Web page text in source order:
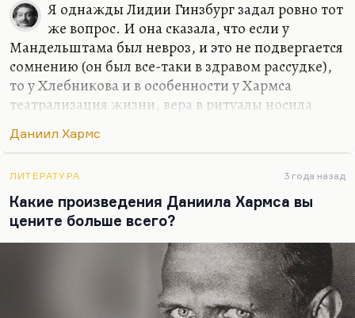
Я однажды Лидии Гинзбург задал ровно тот
же вопрос. И она сказала, что если у
Мандельштама был невроз, и это не подвергается
сомнению (он был все-таки в здравом рассудке),
то у Хлебникова и в особенности у Хармса
театрализация жизни, вера в ритуалы носила
Ей пришлось ночевать в квартире, куда был
дверную щелку, не удержавшись, увидела, как
Хармс, перед тем как лечь в постель,
проделывает десяток сложных ритуалов, будучи
один, наедине с собой.
То есть игры Хармса носили характер
чрезвычайно серьезный. И я подозреваю, что его
Даниил Хармс
ЛИТЕРАТУРА 3 года назад
Какие произведения Даниила Хармса вы
цените больше всего?